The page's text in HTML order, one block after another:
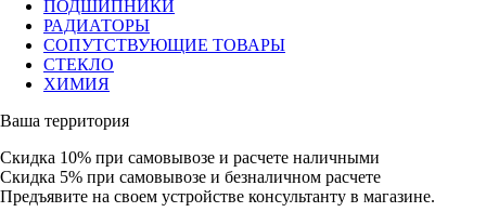
ПОДШИПНИКИ
РАДИАТОРЫ
СОПУТСТВУЮЩИЕ ТОВАРЫ
СТЕКЛО
ХИМИЯ
Ваша территория
Скидка 10% при самовывозе и расчете наличными
Скидка 5% при самовывозе и безналичном расчете
Предъявите на своем устройстве консультанту в магазине.